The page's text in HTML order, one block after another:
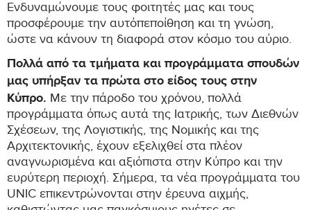
Ενδυναμώνουμε τους φοιτητές μας και τους
προσφέρουμε την αυτόπεποίθηση και τη γνώση,
ώστε να κάνουν τη διαφορά στον κόσμο του αύριο.
Πολλά από τα τμήματα και προγράμματα σπουδών
μας υπήρξαν τα πρώτα στο είδος τους στην
Κύπρο. Με την πάροδο του χρόνου, πολλά
προγράμματα όπως αυτά της Ιατρικής, των Διεθνών
Σχέσεων, της Λογιστικής, της Νομικής και της
Αρχιτεκτονικής, έχουν εξελιχθεί στα πλέον
αναγνωρισμένα και αξιόπιστα στην Κύπρο και την
ευρύτερη περιοχή. Σήμερα, τα νέα προγράμματα του
UNIC επικεντρώνονται στην έρευνα αιχμής,